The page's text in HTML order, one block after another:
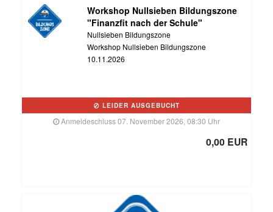
Workshop Nullsieben Bildungszone
"Finanzfit nach der Schule"
Nullsieben Bildungszone
Workshop Nullsieben Bildungszone
10.11.2026
LEIDER AUSGEBUCHT
Anmeldeschluss 07. November 2026, 08:30 Uhr
0,00 EUR